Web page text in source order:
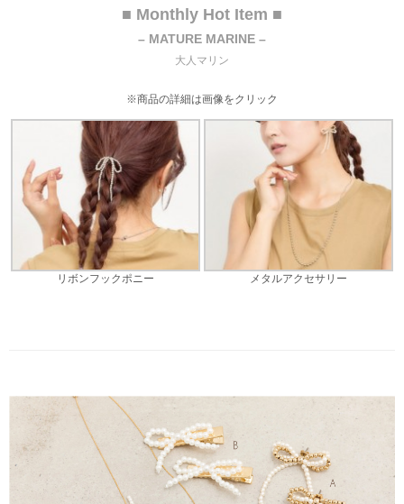
■ Monthly Hot Item ■
– MATURE MARINE –
大人マリン
※商品の詳細は画像をクリック
リボンフックポニー メタルアクセサリー